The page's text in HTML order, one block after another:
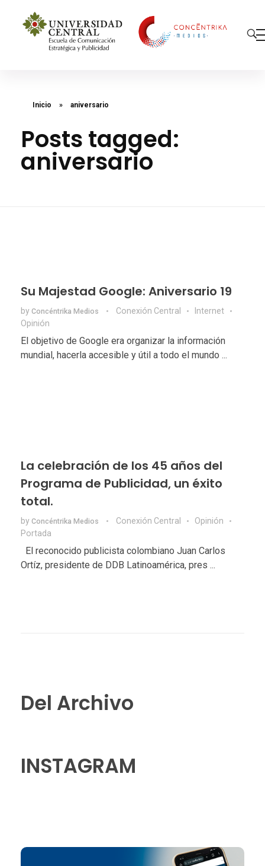
Inicio » aniversario
Posts tagged:
aniversario
Su Majestad Google: Aniversario 19
by Concéntrika Medios Conexión Central
Internet
Opinión
El objetivo de Google era organizar la información
mundial, hacerla accesible y útil a todo el mundo ...
La celebración de los 45 años del
Programa de Publicidad, un éxito
total.
by Concéntrika Medios Conexión Central
Opinión
Portada
El reconocido publicista colombiano Juan Carlos
Ortíz, presidente de DDB Latinoamérica, pres ...
Del Archivo
INSTAGRAM